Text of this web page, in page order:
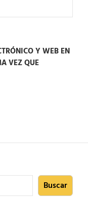
Y WEB EN
VEZ QUE
Buscar